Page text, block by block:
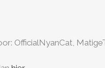
OfficialNyanCat,